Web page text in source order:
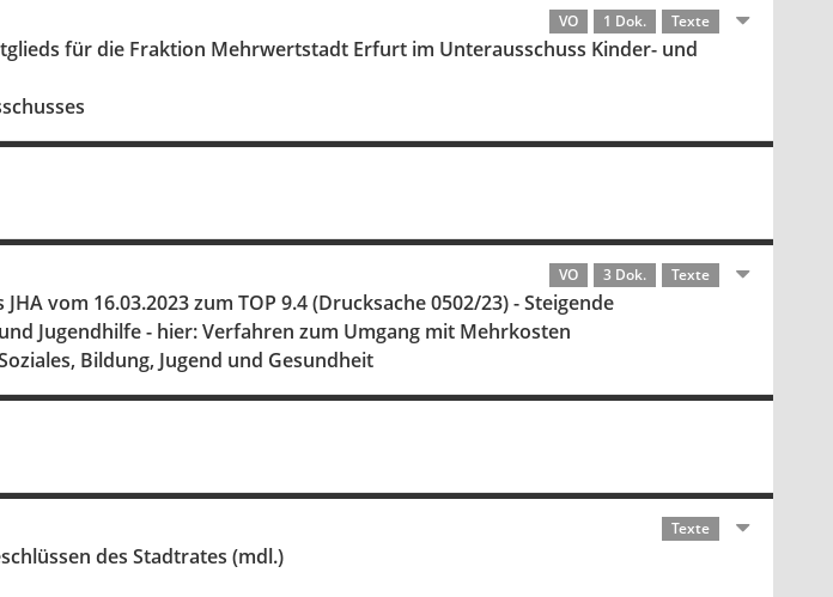
VO 1 Dok. Texte
für die Fraktion Mehrwertstadt Erfurt im Unterausschuss Kinder- und
VO 3 Dok. Texte
vom 16.03.2023 zum TOP 9.4 (Drucksache 0502/23) - Steigende
Jugendhilfe - hier: Verfahren zum Umgang mit Mehrkosten
Bildung, Jugend und Gesundheit
Texte
des Stadtrates (mdl.)